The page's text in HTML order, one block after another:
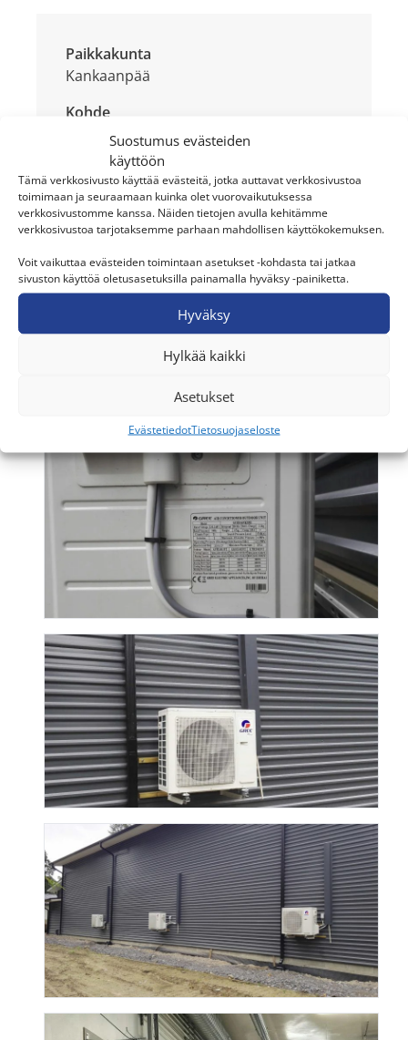
Suostumus evästeiden
käyttöön
Tämä verkkosivusto käyttää evästeitä, jotka auttavat verkkosivustoa
toimimaan ja seuraamaan kuinka olet vuorovaikutuksessa
verkkosivustomme kanssa. Näiden tietojen avulla kehitämme
verkkosivustoa tarjotaksemme parhaan mahdollisen käyttökokemuksen.
Voit vaikuttaa evästeiden toimintaan asetukset -kohdasta tai jatkaa
sivuston käyttöä oletusasetuksilla painamalla hyväksy -painiketta.
Hyväksy
Hylkää kaikki
Asetukset
EvästetiedotTietosuojaseloste
Paikkakunta
Kankaanpää
Kohde
Ferramen Oy hallitilat
Laitteisto
GREE U-Match sivulta puhaltava